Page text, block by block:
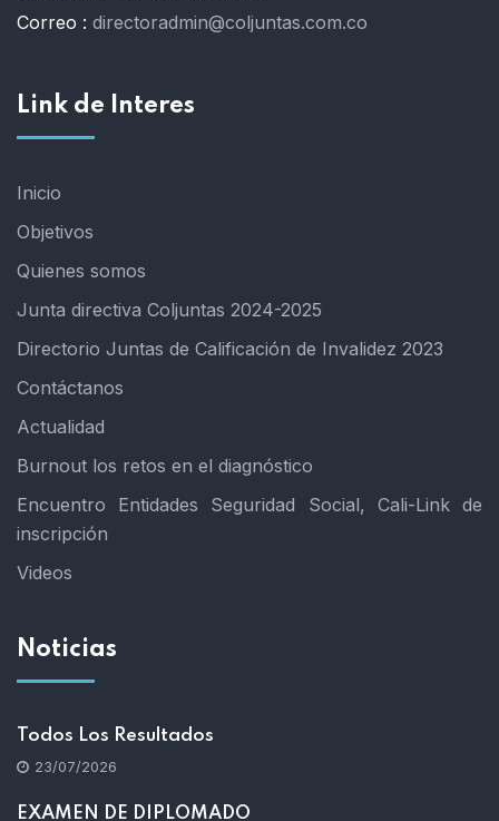
Correo : directoradmin@coljuntas.com.co
Link de Interes
Inicio
Objetivos
Quienes somos
Junta directiva Coljuntas 2024-2025
Directorio Juntas de Calificación de Invalidez 2023
Contáctanos
Actualidad
Burnout los retos en el diagnóstico
Encuentro Entidades Seguridad Social, Cali-Link de
inscripción
Videos
Noticias
Todos Los Resultados
23/07/2026
EXAMEN DE DIPLOMADO